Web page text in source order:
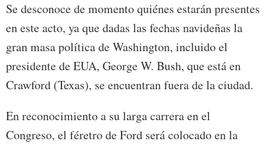
Se desconoce de momento quiénes estarán presentes
en este acto, ya que dadas las fechas navideñas la
gran masa política de Washington, incluido el
presidente de EUA, George W. Bush, que está en
Crawford (Texas), se encuentran fuera de la ciudad.
En reconocimiento a su larga carrera en el
Congreso, el féretro de Ford será colocado en la